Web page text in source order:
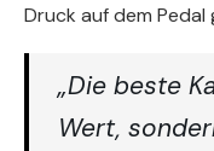
Druck auf dem Pedal
„Die beste
Wert,